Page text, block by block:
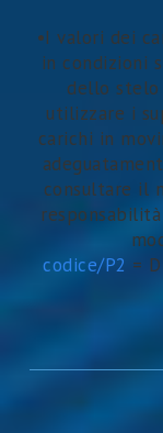
•I valori dei
in condizioni
dello stelo
utilizzare i
carichi in
consultare il
codice/P2 =